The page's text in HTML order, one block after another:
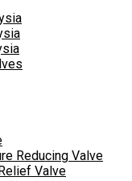
Reducing Valve
Valve